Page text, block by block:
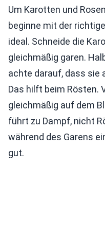
Um Karotten und
beginne mit der
ideal. Schneide die
gleichmäßig garen.
achte darauf, dass sie
Das hilft beim Rösten.
gleichmäßig auf dem
führt zu Dampf, nicht
während des Garens
gut.